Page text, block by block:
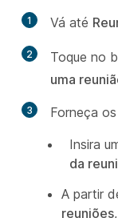
1 Vá até
2 Toque no
uma
3
Forneça
Insira
da
A partir
reuniões